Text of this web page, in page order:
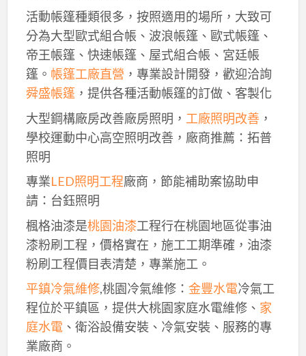
活動帳篷種類很多，按照適用的場所，大致可
分為大型歐式組合帳、波浪帳篷、歐式帳篷、
帝王帳篷、快速帳篷、屋式組合帳、宮廷帳
篷。 帳篷工廠直營 ，專業設計開發，歡迎洽詢
舜盛帳篷，提供各種活動帳篷的訂做、客製化
大型鋼構廠房改善廠房照明， 工廠照明改善，
學校運動中心高空照明改善，廠商推薦：拓普
照明
專業LED照明工程廠商，節能補助案協助申
請：台鈺照明
楓格油漆是桃園油漆工程行在桃園地區從事油
漆粉刷工程，價格實在，施工工期準確，油漆
粉刷工程價目表清楚，專業施工。
平鎮冷氣維修,桃園冷氣維修： 金豐水電冷氣工
程位於平鎮區，提供大桃園家庭水電維修、 家
庭水電、衛浴設備安裝、冷氣安裝、服務的專
業廠商。